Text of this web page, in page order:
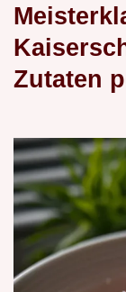
Zutaten